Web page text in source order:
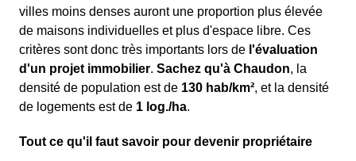
villes moins denses auront une proportion plus élevée
de maisons individuelles et plus d'espace libre. Ces
critères sont donc très importants lors de l'évaluation
d'un projet immobilier. Sachez qu'à Chaudon, la
densité de population est de 130 hab/km², et la densité
de logements est de 1 log./ha.
Tout ce qu'il faut savoir pour devenir propriétaire